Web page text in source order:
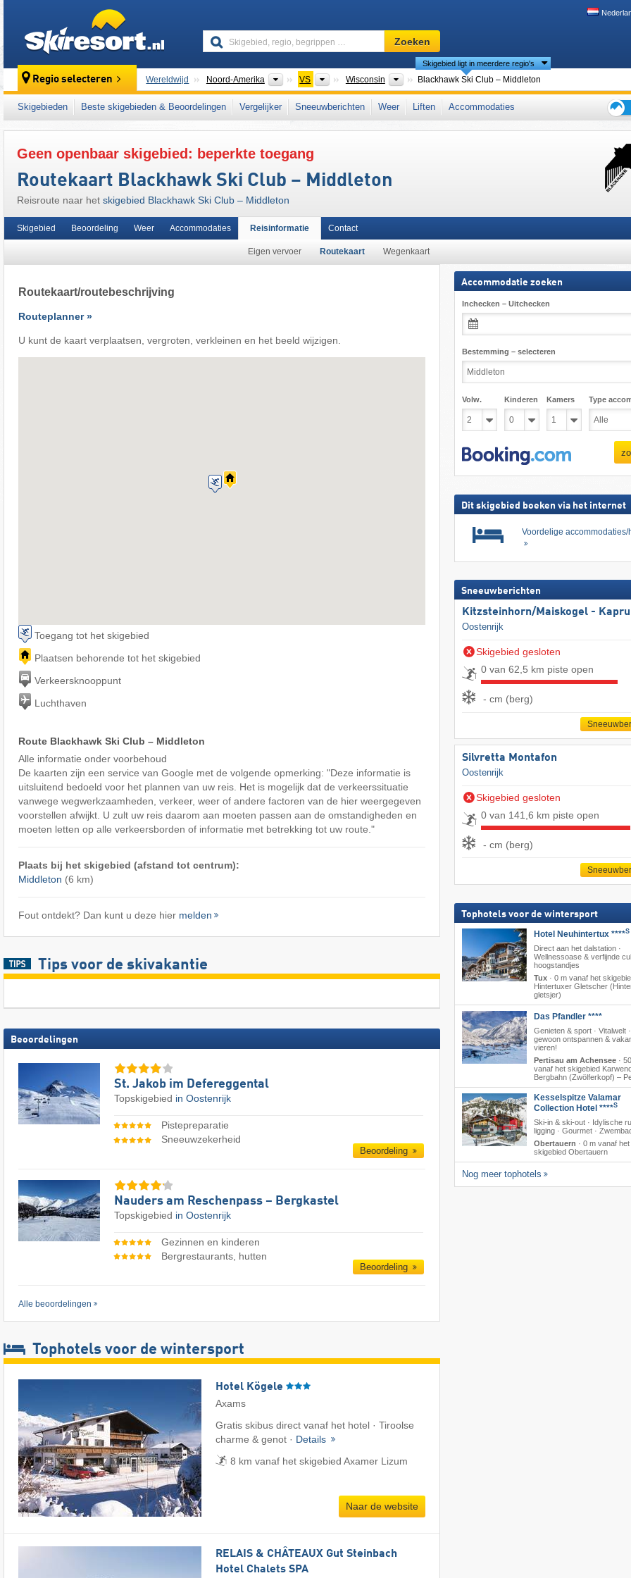
Skigebied,
regio,
begrippen
…
Zoeken
Regio selecteren Wereldwijd Noord-Amerika Continenten
VS LandenWisconsin Deelstaten
Skigebied ligt in meerdere regio's
Blackhawk Ski Club – Middleton
Dit skigebied ligt ook in: Midwest
Skigebieden Beste skigebieden & Beoordelingen Vergelijker Sneeuwberichten Weer Liften
Accommodaties
de
Geen openbaar skigebied: beperkte toegang
Routekaart Blackhawk Ski Club – Middleton
Reisroute naar het skigebied Blackhawk Ski Club – Middleton
Skigebied Beoordeling Weer Accommodaties Reisinformatie
Eigen vervoer Routekaart Wegenkaart
Contact
Routekaart/routebeschrijving
Routeplanner »
U kunt de kaart verplaatsen, vergroten, verkleinen en het beeld wijzigen.
Toegang tot het skigebied
Plaatsen behorende tot het skigebied
Verkeersknooppunt
Luchthaven
Route Blackhawk Ski Club – Middleton
Alle informatie onder voorbehoud
De kaarten zijn een service van Google met de volgende opmerking: "Deze informatie is
uitsluitend bedoeld voor het plannen van uw reis. Het is mogelijk dat de verkeerssituatie
vanwege wegwerkzaamheden, verkeer, weer of andere factoren van de hier weergegeven
voorstellen afwijkt. U zult uw reis daarom aan moeten passen aan de omstandigheden en
moeten letten op alle verkeersborden of informatie met betrekking tot uw route."
Plaats bij het skigebied (afstand tot centrum):
Middleton (6 km)
Fout ontdekt? Dan kunt u deze hier melden
Tips voor de skivakantie
Beoordelingen
St. Jakob im Defereggental
Topskigebied in Oostenrijk
Pistepreparatie
Sneeuwzekerheid
Beoordeling
Nauders am Reschenpass – Bergkastel
Topskigebied in Oostenrijk
Gezinnen en kinderen
Bergrestaurants, hutten
Beoordeling
Alle beoordelingen
Tophotels voor de wintersport
Hotel Kögele
Axams
Gratis skibus direct vanaf het hotel · Tiroolse
charme & genot · Details
8 km vanaf het skigebied Axamer Lizum
Naar de website
RELAIS & CHÂTEAUX Gut Steinbach
Hotel Chalets SPA
Accommodatie zoeken
Inchecken – Uitchecken
Bestemming – selecteren
Volw. Kinderen Kamers Type
Dit skigebied boeken via het internet
Voordelige accommodaties/
Sneeuwberichten
Kitzsteinhorn/​Maiskogel -
Oostenrijk
Skigebied gesloten
0 van 62,5 km piste open
- cm (berg)
Silvretta Montafon
Oostenrijk
Skigebied gesloten
0 van 141,6 km piste open
- cm (berg)
Tophotels voor de wintersport
Hotel Neuhintertux ****S
Direct aan het dalstation ·
Wellnessoase & verfijnde
hoogstandjes
Tux· 0 m vanaf het
Hintertuxer Gletscher
gletsjer)
Das Pfandler ****
Genieten & sport · Vitalwelt ·
gewoon ontspannen &
vieren!
Pertisau am Achensee·
vanaf het skigebied
Bergbahn (Zwölferkopf) –
Kesselspitze Valamar
Collection Hotel ****S
Ski-in & ski-out · Idylische
ligging · Gourmet ·
Obertauern · 0 m vanaf het
skigebied Obertauern
Nog meer tophotels